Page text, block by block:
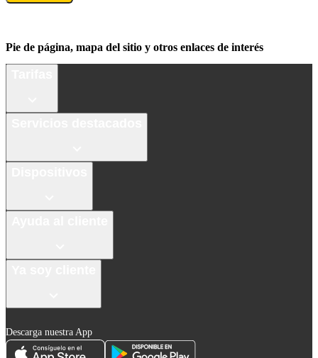
Pie de página, mapa del sitio y otros enlaces de interés
Descarga nuestra App